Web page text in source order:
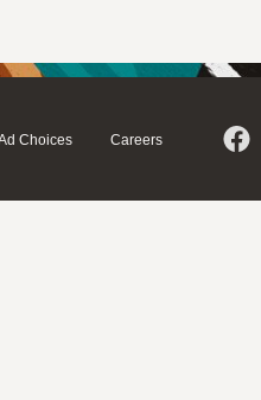
Choices Careers